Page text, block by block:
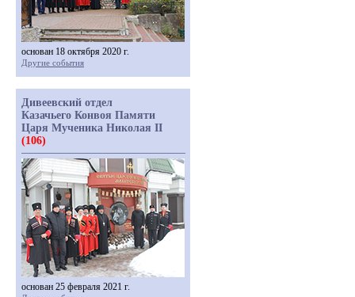
основан 18 октября 2020 г.
Другие события
Дивеевский отдел
Казачьего Конвоя Памяти
Царя Мученика Николая II
(106)
основан 25 февраля 2021 г.